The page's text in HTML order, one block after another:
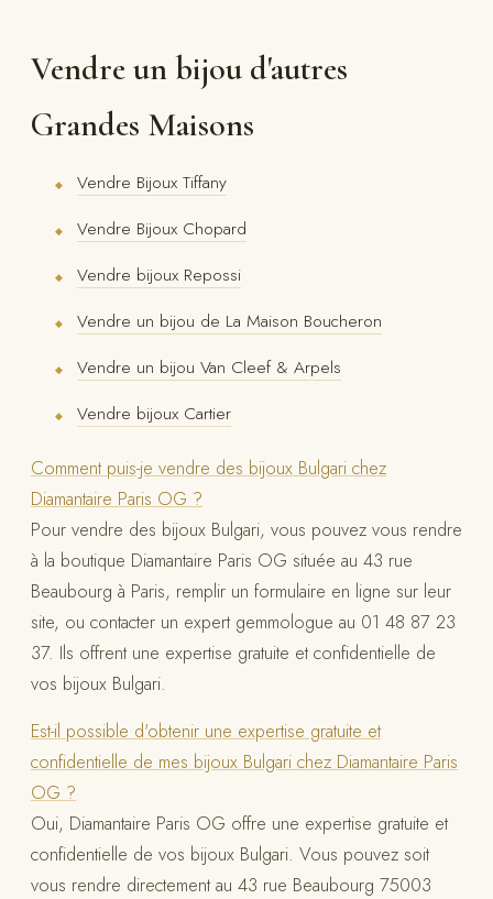
Vendre un bijou d'autres
Grandes Maisons
◆ Vendre Bijoux Tiffany
◆ Vendre Bijoux Chopard
◆ Vendre bijoux Repossi
◆ Vendre un bijou de La Maison Boucheron
◆ Vendre un bijou Van Cleef & Arpels
◆ Vendre bijoux Cartier
Comment puis-je vendre des bijoux Bulgari chez
Diamantaire Paris OG ?
Pour vendre des bijoux Bulgari, vous pouvez vous rendre
à la boutique Diamantaire Paris OG située au 43 rue
Beaubourg à Paris, remplir un formulaire en ligne sur leur
site, ou contacter un expert gemmologue au 01 48 87 23
37. Ils offrent une expertise gratuite et confidentielle de
vos bijoux Bulgari.
Est-il possible d'obtenir une expertise gratuite et
confidentielle de mes bijoux Bulgari chez Diamantaire Paris
OG ?
Oui, Diamantaire Paris OG offre une expertise gratuite et
confidentielle de vos bijoux Bulgari. Vous pouvez soit
vous rendre directement au 43 rue Beaubourg 75003